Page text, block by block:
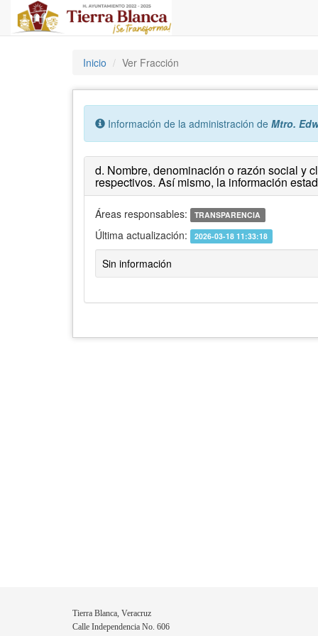
Inicio Ver Fracción
Error:
Información de la administración de Mtro.
d. Nombre, denominación o razón social y
respectivos. Así mismo, la información
Áreas responsables: TRANSPARENCIA
Última actualización: 2026-03-18 11:33:18
Sin información
Tierra Blanca, Veracruz
Calle Independencia No. 606